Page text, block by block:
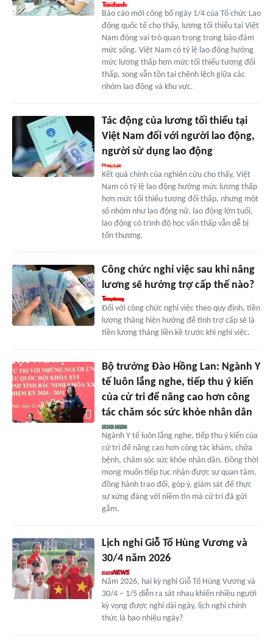
Báo cáo mới công bố ngày 1/4 của Tổ chức Lao
động quốc tế cho thấy, lương tối thiểu tại Việt
Nam đóng vai trò quan trọng trong bảo đảm
mức sống. Việt Nam có tỷ lệ lao động hưởng
mức lương thấp hơn mức tối thiểu tương đối
thấp, song vẫn tồn tại chênh lệch giữa các
nhóm lao động và khu vực.
Tác động của lương tối thiểu tại
Việt Nam đối với người lao động,
người sử dụng lao động
Kết quả chính của nghiên cứu cho thấy, Việt
Nam có tỷ lệ lao động hưởng mức lương thấp
hơn mức tối thiểu tương đối thấp, nhưng một
số nhóm như lao động nữ, lao động lớn tuổi,
lao động có trình độ học vấn thấp vẫn dễ bị
tổn thương.
Công chức nghỉ việc sau khi nâng
lương sẽ hưởng trợ cấp thế nào?
Đối với công chức nghỉ việc theo quy định, tiền
lương tháng hiện hưởng để tính trợ cấp sẽ là
tiền lương tháng liền kề trước khi nghỉ việc.
Bộ trưởng Đào Hồng Lan: Ngành Y
tế luôn lắng nghe, tiếp thu ý kiến
của cử tri để nâng cao hơn công
tác chăm sóc sức khỏe nhân dân
Ngành Y tế luôn lắng nghe, tiếp thu ý kiến của
cử tri để nâng cao hơn công tác khám, chữa
bệnh, chăm sóc sức khỏe nhân dân. Đồng thời
mong muốn tiếp tục nhận được sự quan tâm,
đồng hành trao đổi, góp ý, giám sát để thực
sự xứng đáng với niềm tin mà cử tri đã gửi
gắm.
Lịch nghỉ Giỗ Tổ Hùng Vương và
30/4 năm 2026
Năm 2026, hai kỳ nghỉ Giỗ Tổ Hùng Vương và
30/4 – 1/5 diễn ra sát nhau khiến nhiều người
kỳ vọng được nghỉ dài ngày, lịch nghỉ chính
thức là bao nhiêu ngày?